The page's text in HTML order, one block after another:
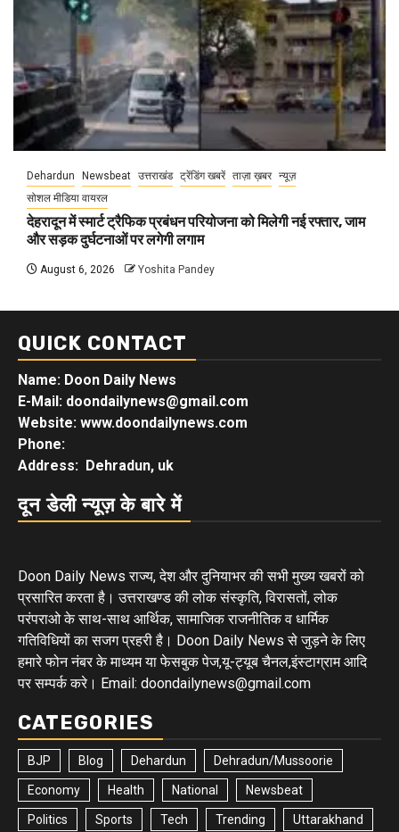
Dehardun Newsbeat उत्तराखंड ट्रेंडिंग खबरें ताज़ा ख़बर न्यूज़
सोशल मीडिया वायरल
देहरादून में स्मार्ट ट्रैफिक प्रबंधन परियोजना को मिलेगी नई रफ्तार, जाम
और सड़क दुर्घटनाओं पर लगेगी लगाम
August 6, 2026 Yoshita Pandey
QUICK CONTACT
Name: Doon Daily News
E-Mail: doondailynews@gmail.com
Website: www.doondailynews.com
Phone:
Address: Dehradun, uk
दून डेली न्यूज़ के बारे में
Doon Daily News राज्य, देश और दुनियाभर की सभी मुख्य खबरों को
प्रसारित करता है। उत्तराखण्ड की लोक संस्कृति, विरासतों, लोक
परंपराओ के साथ-साथ आर्थिक, सामाजिक राजनीतिक व धार्मिक
गतिविधियों का सजग प्रहरी है। Doon Daily News से जुड़ने के लिए
हमारे फोन नंबर के माध्यम या फेसबुक पेज,यू-ट्यूब चैनल,इंस्टाग्राम आदि
पर सम्पर्क करे। Email: doondailynews@gmail.com
CATEGORIES
BJP Blog Dehardun Dehradun/Mussoorie
Economy Health National Newsbeat
Politics Sports Tech Trending Uttarakhand